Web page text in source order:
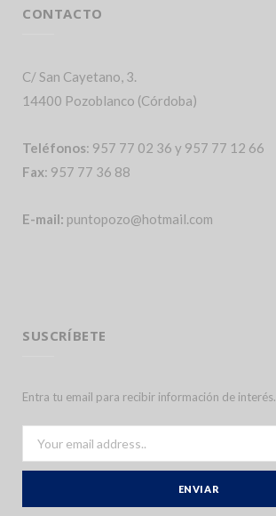
CONTACTO
C/ San Cayetano, 3.
14400 Pozoblanco (Córdoba)
Teléfonos: 957 77 02 36 y 957 77 12 66
Fax: 957 77 36 88
E-mail: puntopozo@hotmail.com
SUSCRÍBETE
Entra tu email para recibir información de interés.